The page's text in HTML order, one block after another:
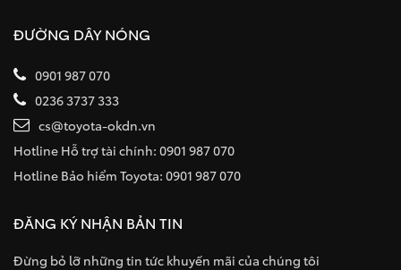
ĐƯỜNG DÂY NÓNG
0901 987 070
0236 3737 333
cs@toyota-okdn.vn
Hotline Hỗ trợ tài chính: 0901 987 070
Hotline Bảo hiểm Toyota: 0901 987 070
ĐĂNG KÝ NHẬN BẢN TIN
Đừng bỏ lỡ những tin tức khuyến mãi của chúng tôi